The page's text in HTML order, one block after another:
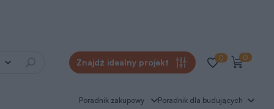
Znajdź idealny projekt 0 0
Poradnik zakupowy Poradnik dla budujących